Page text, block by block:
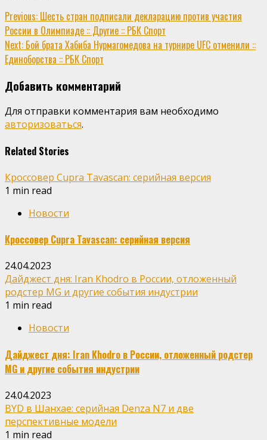
Continue
Reading
Previous: Шесть стран подписали декларацию против участия
России в Олимпиаде :: Другие :: РБК Спорт
Next: Бой брата Хабиба Нурмагомедова на турнире UFC отменили ::
Единоборства :: РБК Спорт
Добавить комментарий
Для отправки комментария вам необходимо
авторизоваться.
Related Stories
Кроссовер Cupra Tavascan: серийная версия
1 min read
Новости
Кроссовер Cupra Tavascan: серийная версия
24.04.2023
Дайджест дня: Iran Khodro в России, отложенный
родстер MG и другие события индустрии
1 min read
Новости
Дайджест дня: Iran Khodro в России, отложенный родстер
MG и другие события индустрии
24.04.2023
BYD в Шанхае: серийная Denza N7 и две
перспективные модели
1 min read